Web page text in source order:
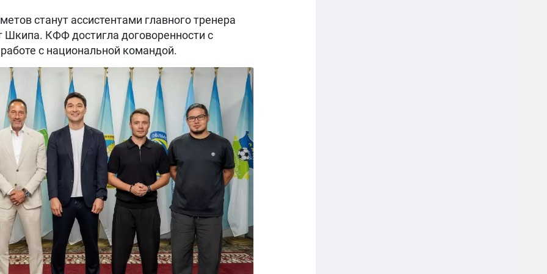
станут ассистентами главного тренера
Шкипа. КФФ достигла договоренности с
с национальной командой.